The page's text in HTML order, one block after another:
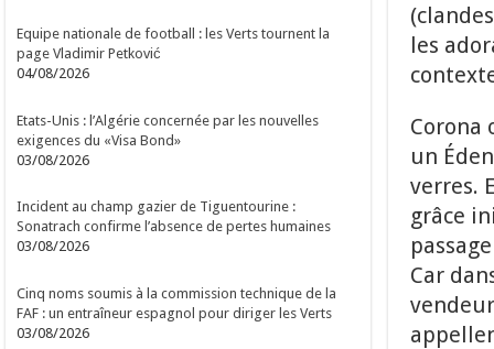
les
Corona
un
verres.
grâce
Car
Equipe nationale de football : les Verts tournent la
page Vladimir Petković
04/08/2026
Etats-Unis : l’Algérie concernée par les nouvelles
exigences du «Visa Bond»
03/08/2026
Incident au champ gazier de Tiguentourine :
Sonatrach confirme l’absence de pertes humaines
03/08/2026
Cinq noms soumis à la commission technique de la
FAF : un entraîneur espagnol pour diriger les Verts
03/08/2026